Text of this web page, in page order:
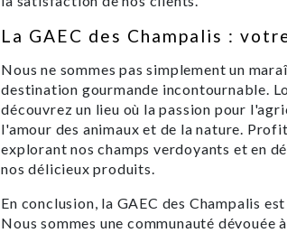
La GAEC des Champalis :
Nous ne sommes pas simplement un
destination gourmande incontournable.
découvrez un lieu où la passion pour
l'amour des animaux et de la nature.
explorant nos champs verdoyants et en
nos délicieux produits.
En conclusion, la GAEC des Champalis
Nous sommes une communauté